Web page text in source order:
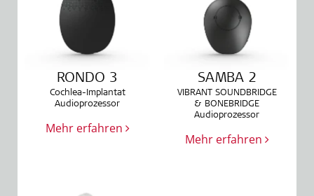
RONDO 3
Cochlea-Implantat
Audioprozessor
Mehr erfahren
SAMBA 2
VIBRANT SOUNDBRIDGE
& BONEBRIDGE
Audioprozessor
Mehr erfahren